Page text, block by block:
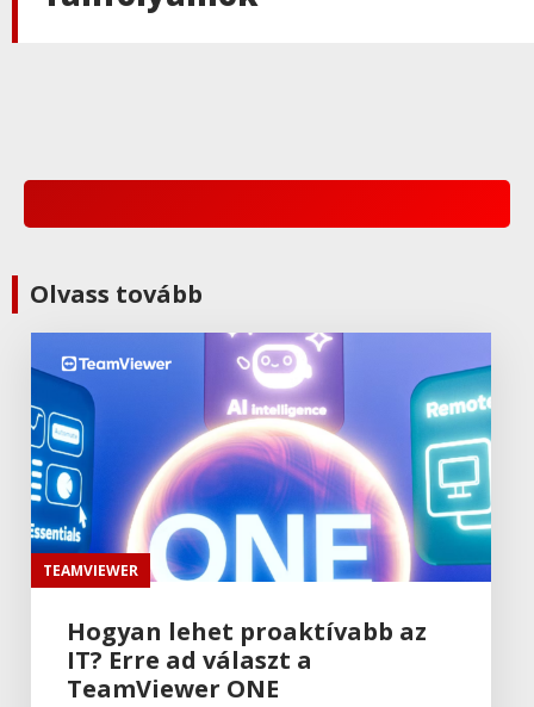
Olvass tovább
TEAMVIEWER
Hogyan lehet proaktívabb az
IT? Erre ad választ a
TeamViewer ONE